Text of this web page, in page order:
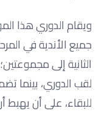
ويقام الدوري هذا
جميع الأندية في
للبقاء، على أن يهبط